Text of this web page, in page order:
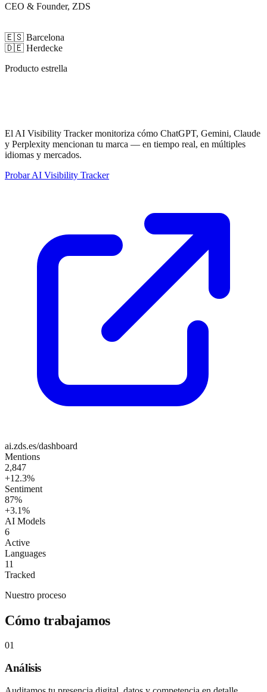
CEO & Founder, ZDS
🇪🇸 Barcelona
🇩🇪 Herdecke
Producto estrella
El AI Visibility Tracker monitoriza cómo ChatGPT, Gemini, Claude
y Perplexity mencionan tu marca — en tiempo real, en múltiples
idiomas y mercados.
Probar AI Visibility Tracker
ai.zds.es/dashboard
Mentions
2,847
+12.3%
Sentiment
87%
+3.1%
AI Models
6
Active
Languages
11
Tracked
Nuestro proceso
Cómo trabajamos
01
Análisis